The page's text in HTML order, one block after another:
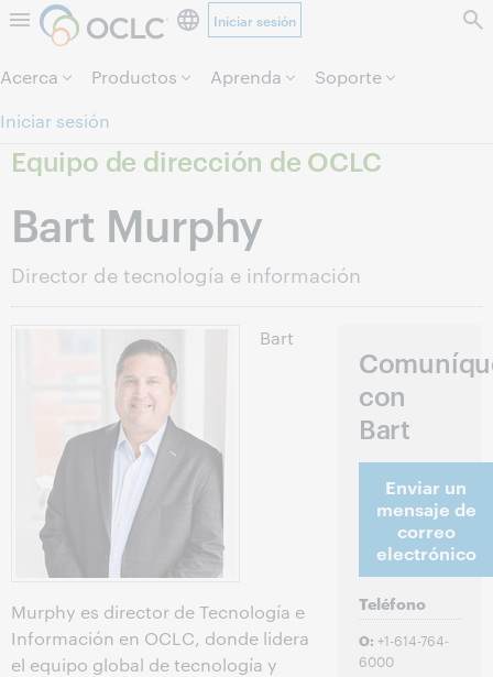
Saltar al contenido.
Iniciar sesión
Acerca Productos Aprenda
Soporte
Iniciar sesión
Equipo de dirección de OCLC
Bart Murphy
Director de tecnología e información
Bart
Murphy es director de Tecnología e
Información en OCLC, donde lidera
el equipo global de tecnología y
con
Bart
Enviar un
mensaje de
correo
electrónico
Teléfono
O: +1-614-764-
6000